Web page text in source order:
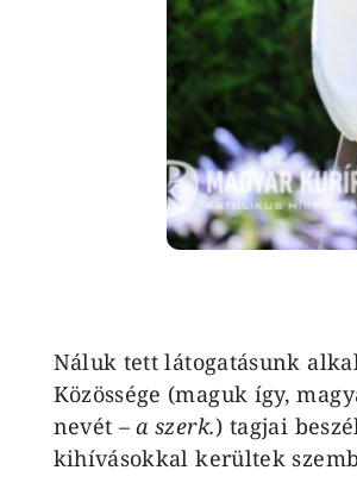
Náluk tett látogatásunk
Közössége (maguk így,
nevét –a szerk.) tagjai
kihívásokkal kerültek